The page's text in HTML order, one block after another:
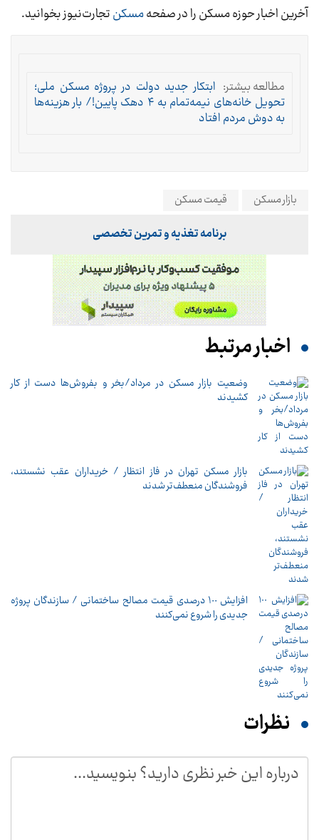
آخرین اخبار حوزه مسکن را در صفحهمسکنتجارت‌نیوز بخوانید.
مطالعه بیشتر: ابتکار جدید دولت در پروژه مسکن ملی؛
تحویل خانه‌های نیمه‌تمام به ۴ دهک پایین!/ بار هزینه‌ها
به دوش مردم افتاد
بازار مسکن قیمت مسکن
برنامه تغذیه و تمرین تخصصی
اخبار مرتبط
وضعیت بازار مسکن در مرداد/بخر و بفروش‌ها دست از کار
کشیدند
بازار مسکن تهران در فاز انتظار / خریداران عقب نشستند،
فروشندگان منعطف‌تر شدند
افزایش ١٠٠ درصدی قیمت مصالح ساختمانی / سازندگان پروژه
جدیدی را شروع نمی‌کنند
نظرات